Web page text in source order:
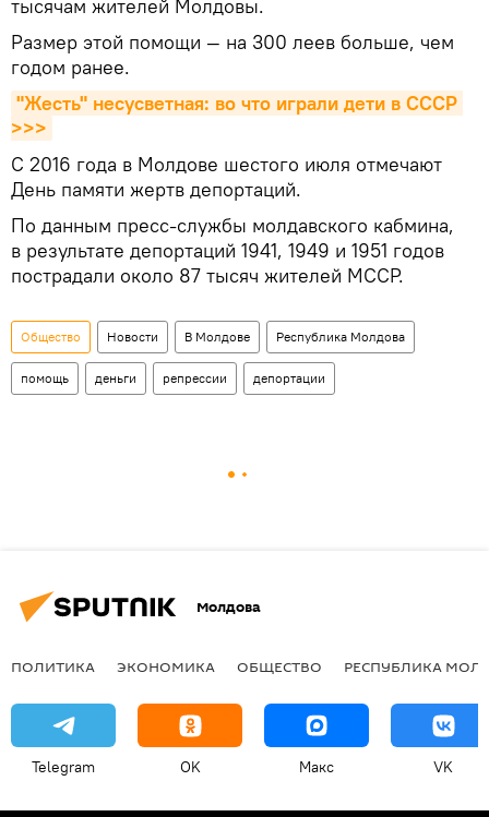
тысячам жителей Молдовы.
Размер этой помощи — на 300 леев больше, чем
годом ранее.
"Жесть" несусветная: во что играли дети в СССР
>>>
С 2016 года в Молдове шестого июля отмечают
День памяти жертв депортаций.
По данным пресс-службы молдавского кабмина,
в результате депортаций 1941, 1949 и 1951 годов
пострадали около 87 тысяч жителей МССР.
Общество Новости В Молдове Республика Молдова
помощь деньги репрессии депортации
Молдова
ПОЛИТИКА ЭКОНОМИКА ОБЩЕСТВО РЕСПУБЛИКА
Telegram OK Макс VK